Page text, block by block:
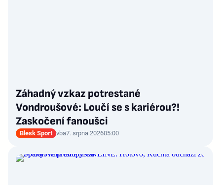
Záhadný vzkaz potrestané
Vondroušové: Loučí se s kariérou?!
Zaskočení fanoušci
Blesk Sport vba7. srpna 202605:00